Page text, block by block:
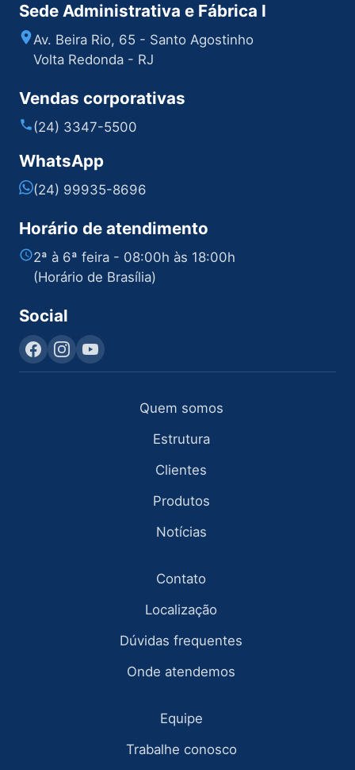
Sede Administrativa e Fábrica I
Av. Beira Rio, 65 - Santo Agostinho
Volta Redonda - RJ
Vendas corporativas
(24) 3347-5500
WhatsApp
(24) 99935-8696
Horário de atendimento
2ª à 6ª feira - 08:00h às 18:00h
(Horário de Brasília)
Social
Quem somos
Estrutura
Clientes
Produtos
Notícias
Contato
Localização
Dúvidas frequentes
Onde atendemos
Equipe
Trabalhe conosco